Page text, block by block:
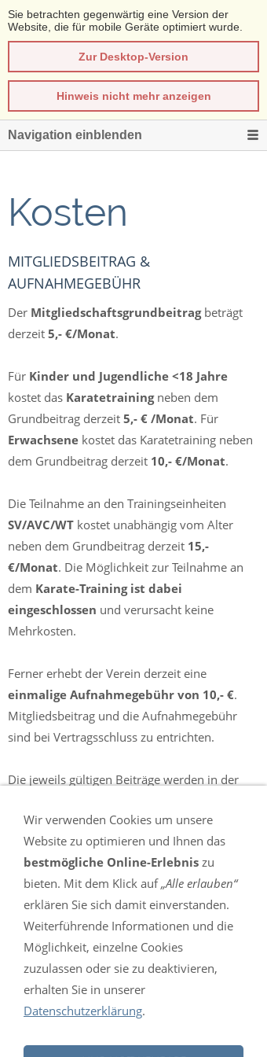
Sie betrachten gegenwärtig eine Version der
Website, die für mobile Geräte optimiert wurde.
Zur Desktop-Version
Hinweis nicht mehr anzeigen
Navigation einblenden
Kosten
MITGLIEDSBEITRAG &
AUFNAHMEGEBÜHR
Der Mitgliedschaftsgrundbeitragbeträgt
derzeit 5,- €/Monat.
Für Kinder und Jugendliche <18 Jahre
kostet das Karatetrainingneben dem
Grundbeitrag derzeit 5,- € /Monat. Für
Erwachsene kostet das Karatetraining neben
dem Grundbeitrag derzeit 10,- €/Monat.
Die Teilnahme an den Trainingseinheiten
SV/AVC/WT kostet unabhängig vom Alter
neben dem Grundbeitrag derzeit 15,-
€/Monat. Die Möglichkeit zur Teilnahme an
dem Karate-Training ist dabei
eingeschlossen und verursacht keine
Mehrkosten.
Ferner erhebt der Verein derzeit eine
einmalige Aufnahmegebühr von 10,- €.
Mitgliedsbeitrag und die Aufnahmegebühr
sind bei Vertragsschluss zu entrichten.
Die jeweils gültigen Beiträge werden in der
VERBANDSBEITRÄGE
Karate:
Um im Karate Prüfungen machen zu können,
muss man Mitglied im Deutschen Karate
Verband sein. Die Jahresgebühr findet Ihr
unter: www.karate.de
Derzeit (Stand Jan. 2017) betragen die Kosten:
Kinder: 18,- €
Wir verwenden Cookies um unsere
Website zu optimieren und Ihnen das
bestmögliche Online-Erlebnis zu
bieten. Mit dem Klick auf„Alle erlauben“
erklären Sie sich damit einverstanden.
Weiterführende Informationen und die
Möglichkeit, einzelne Cookies
zuzulassen oder sie zu deaktivieren,
erhalten Sie in unserer
Datenschutzerklärung.